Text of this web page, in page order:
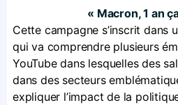
« Macron, 1 an
Cette campagne s’inscrit dans
qui va comprendre plusieurs
YouTube dans lesquelles des
dans des secteurs
expliquer l’impact de la